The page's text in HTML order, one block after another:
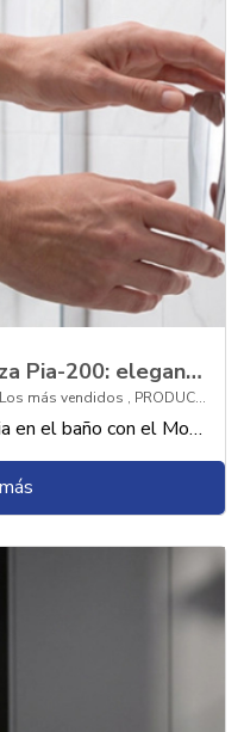
Monomando Helvex Piazza Pia-200: elegancia y modernidad en tu regadera
Los más vendidos , PRODUCTOS
Transforma tu experiencia diaria en el baño con el Monomando Helvex Piazza Pia-200: la combinación perfecta entre diseño contemporáneo, funcionalidad y sofisticación